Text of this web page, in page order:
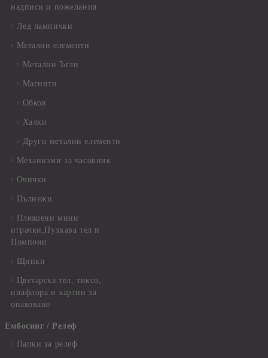
надписи и пожелания
Лед лампички
Метални елементи
Метални Ъгли
Магнити
Обков
Халки
Други метални елементи
Механизми за часовник
Очички
Пълнежи
Плюшени мини
играчки,Пухкава тел и
Помпони
Щипки
Цветарска тел, тиксо,
пиафлора и хартии за
опаковане
Ембосинг / Релеф
Папки за релеф